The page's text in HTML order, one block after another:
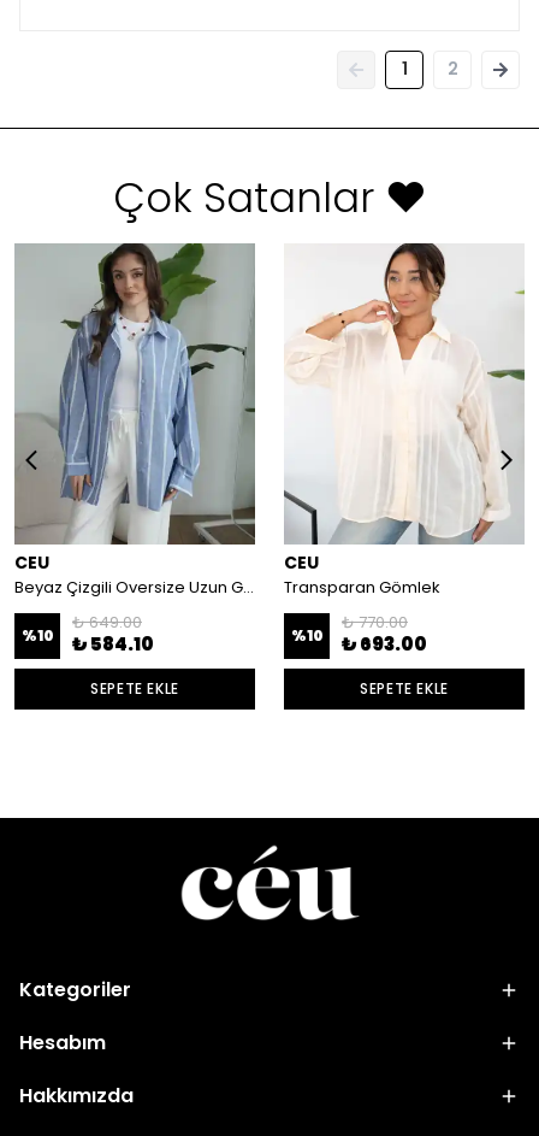
1 2
Çok Satanlar ❤️
CEU
Beyaz Çizgili Oversize Uzun Gömlek
%10
₺ 649.00
₺ 584.10
SEPETE EKLE
CEU
Transparan Gömlek
%10
₺ 770.00
₺ 693.00
SEPETE EKLE
Kategoriler
Hesabım
Hakkımızda